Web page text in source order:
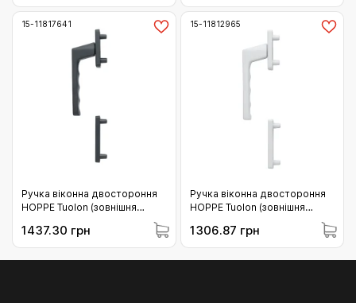
15-11817641
Ручка віконна двостороння
HOPPE Tuolon (зовнішня
матова (11817641)
1437.30 грн
15-11812965
Ручка віконна двостороння
HOPPE Tuolon (зовнішня
(11812965)
1306.87 грн